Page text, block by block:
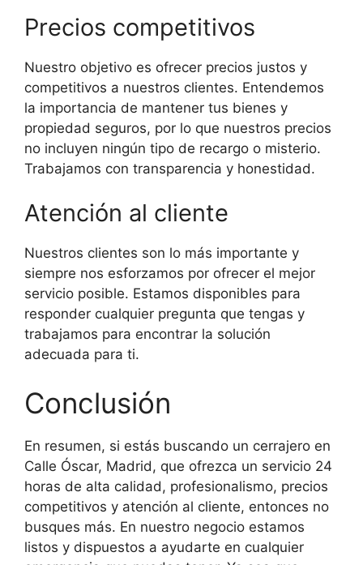
Precios competitivos
Nuestro objetivo es ofrecer precios justos y
competitivos a nuestros clientes. Entendemos
la importancia de mantener tus bienes y
propiedad seguros, por lo que nuestros precios
no incluyen ningún tipo de recargo o misterio.
Trabajamos con transparencia y honestidad.
Atención al cliente
Nuestros clientes son lo más importante y
siempre nos esforzamos por ofrecer el mejor
servicio posible. Estamos disponibles para
responder cualquier pregunta que tengas y
trabajamos para encontrar la solución
adecuada para ti.
Conclusión
En resumen, si estás buscando un cerrajero en
Calle Óscar, Madrid, que ofrezca un servicio 24
horas de alta calidad, profesionalismo, precios
competitivos y atención al cliente, entonces no
busques más. En nuestro negocio estamos
listos y dispuestos a ayudarte en cualquier